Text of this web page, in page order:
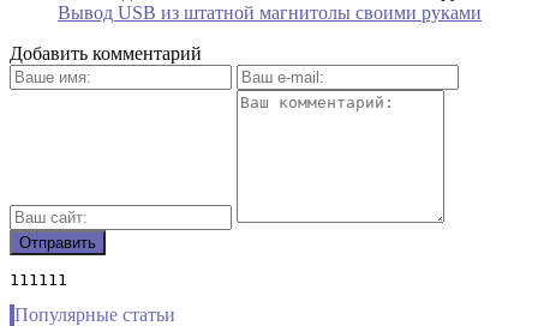
Вывод USB из штатной магнитолы своими руками
Добавить комментарий
111111
Популярные статьи